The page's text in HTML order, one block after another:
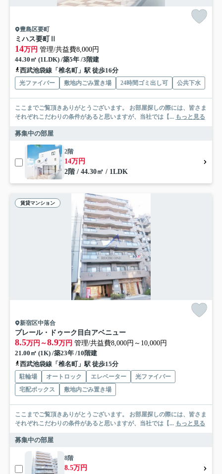
豊島区要町
ミハス要町Ⅱ
14万円 管理/共益費8,000円
44.30㎡ (1LDK) /築5年 /3階建
西武池袋線「椎名町」駅 徒歩16分
光ファイバー 敷地内ごみ置き場 24時間ゴミ出し可 公共下水
ここまでご覧頂きありがとうございます。 お部屋探しの際には、皆さま
それぞれこだわりの条件があると思いますが、当社では【... もっと見る
募集中の部屋
2階
14万円
2階 / 44.30㎡ / 1LDK
賃貸マンション
新宿区中落合
プレール・ドゥーク目白アベニュー
8.5万円～8.9万円 管理/共益費8,000円～10,000円
21.00㎡ (1K) /築23年 /10階建
西武池袋線「椎名町」駅 徒歩15分
駐輪場 オートロック エレベーター
光ファイバー
宅配ボックス
敷地内ごみ置き場
ここまでご覧頂きありがとうございます。 お部屋探しの際には、皆さま
それぞれこだわりの条件があると思いますが、当社では【... もっと見る
募集中の部屋
8階
8.5万円